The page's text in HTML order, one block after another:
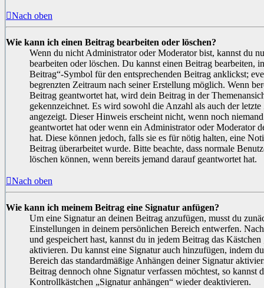
Nach oben
Wie kann ich einen Beitrag bearbeiten oder löschen?
Wenn du nicht Administrator oder Moderator bist, kannst du
bearbeiten oder löschen. Du kannst einen Beitrag bearbeiten,
Beitrag“-Symbol für den entsprechenden Beitrag anklickst;
begrenzten Zeitraum nach seiner Erstellung möglich. Wenn
Beitrag geantwortet hat, wird dein Beitrag in der
gekennzeichnet. Es wird sowohl die Anzahl als auch der
angezeigt. Dieser Hinweis erscheint nicht, wenn noch
geantwortet hat oder wenn ein Administrator oder Moderator
hat. Diese können jedoch, falls sie es für nötig halten, eine
Beitrag überarbeitet wurde. Bitte beachte, dass normale
löschen können, wenn bereits jemand darauf geantwortet hat.
Nach oben
Wie kann ich meinem Beitrag eine Signatur anfügen?
Um eine Signatur an deinen Beitrag anzufügen, musst du
Einstellungen in deinem persönlichen Bereich entwerfen.
und gespeichert hast, kannst du in jedem Beitrag das Kästchen
aktivieren. Du kannst eine Signatur auch hinzufügen, indem
Bereich das standardmäßige Anhängen deiner Signatur
Beitrag dennoch ohne Signatur verfassen möchtest, so kannst
Kontrollkästchen „Signatur anhängen“ wieder deaktivieren.